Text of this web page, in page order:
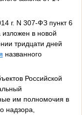
г. N 307-ФЗ пункт 6
изложен в новой
тридцати дней
названного
Российской
им полномочия в
надзора,